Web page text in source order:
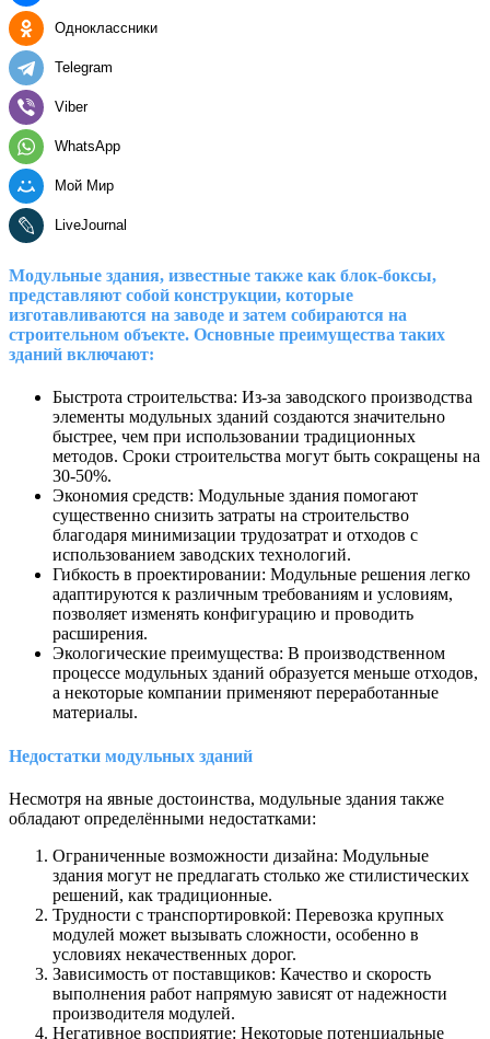
Одноклассники
Telegram
Viber
WhatsApp
Мой Мир
LiveJournal
Модульные здания, известные также как блок-боксы,
представляют собой конструкции, которые
изготавливаются на заводе и затем собираются на
строительном объекте. Основные преимущества таких
зданий включают:
Быстрота строительства: Из-за заводского производства
элементы модульных зданий создаются значительно
быстрее, чем при использовании традиционных
методов. Сроки строительства могут быть сокращены на
30-50%.
Экономия средств: Модульные здания помогают
существенно снизить затраты на строительство
благодаря минимизации трудозатрат и отходов с
использованием заводских технологий.
Гибкость в проектировании: Модульные решения легко
адаптируются к различным требованиям и условиям,
позволяет изменять конфигурацию и проводить
расширения.
Экологические преимущества: В производственном
процессе модульных зданий образуется меньше отходов,
а некоторые компании применяют переработанные
материалы.
Недостатки модульных зданий
Несмотря на явные достоинства, модульные здания также
обладают определёнными недостатками:
Ограниченные возможности дизайна: Модульные
здания могут не предлагать столько же стилистических
решений, как традиционные.
Трудности с транспортировкой: Перевозка крупных
модулей может вызывать сложности, особенно в
условиях некачественных дорог.
Зависимость от поставщиков: Качество и скорость
выполнения работ напрямую зависят от надежности
производителя модулей.
Негативное восприятие: Некоторые потенциальные